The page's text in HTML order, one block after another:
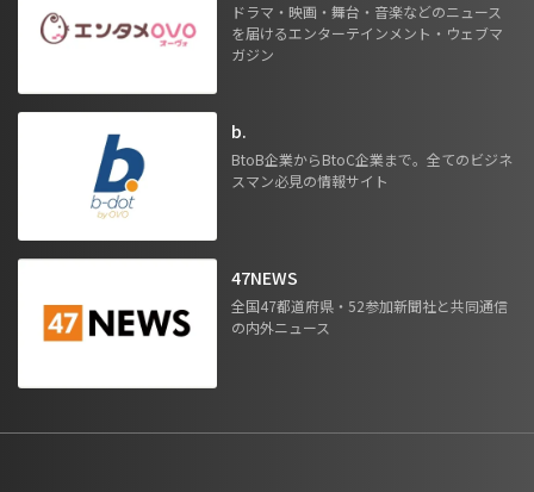
ドラマ・映画・舞台・音楽などのニュース
を届けるエンターテインメント・ウェブマ
ガジン
b.
BtoB企業からBtoC企業まで。全てのビジネ
スマン必見の情報サイト
47NEWS
全国47都道府県・52参加新聞社と共同通信
の内外ニュース